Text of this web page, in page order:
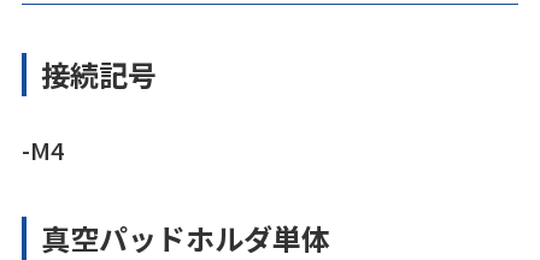
接続記号
-M4
真空パッドホルダ単体